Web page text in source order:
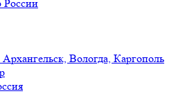
России
Вологда, Каргополь